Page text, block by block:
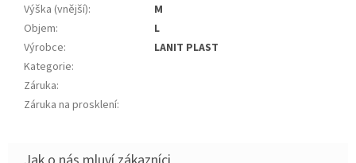
Výška (vnější):
m
Objem:
L
Výrobce:
LANIT PLAST
Kategorie:
Záruka:
Záruka na prosklení: